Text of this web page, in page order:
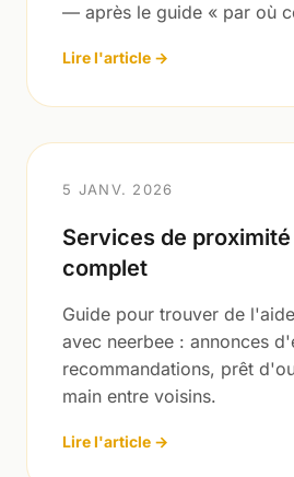
— après le guide « par où
Lire l'article →
5 JANV. 2026
Services de
complet
Guide pour trouver de
avec neerbee : annonces
recommandations, prêt
main entre voisins.
Lire l'article →